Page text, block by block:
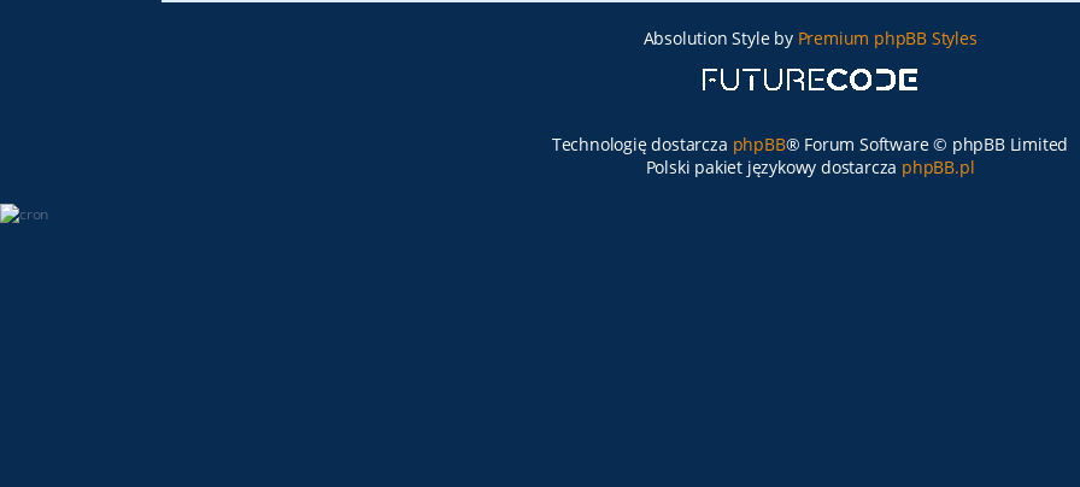
Absolution Style by Premium phpBB Styles
Technologię dostarcza phpBB® Forum Software © phpBB Limited
Polski pakiet językowy dostarcza phpBB.pl